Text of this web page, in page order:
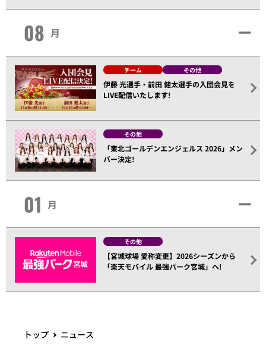
08 月
チーム その他
伊藤 光選手・前田 健太選手の入団会見を
LIVE配信いたします!
その他
「東北ゴールデンエンジェルス 2026」メン
バー決定!
01 月
その他
【宮城球場 愛称変更】2026シーズンから
「楽天モバイル 最強パーク宮城」へ!
トップ ニュース